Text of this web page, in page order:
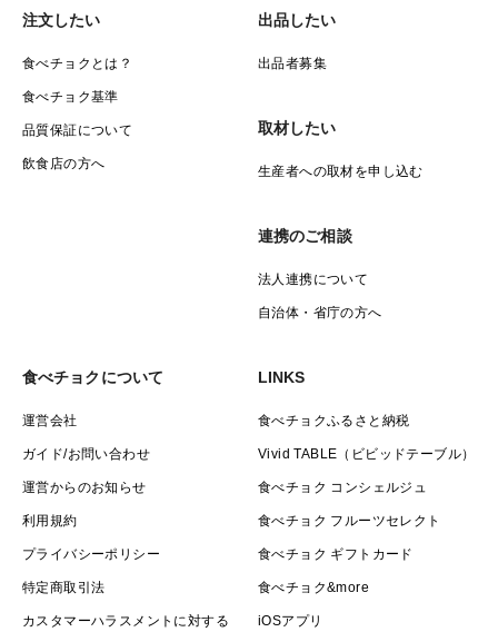
注文したい
食べチョクとは？
食べチョク基準
品質保証について
飲食店の方へ
出品したい
出品者募集
取材したい
生産者への取材を申し込む
連携のご相談
法人連携について
自治体・省庁の方へ
食べチョクについて
運営会社
ガイド/お問い合わせ
運営からのお知らせ
利用規約
プライバシーポリシー
特定商取引法
カスタマーハラスメントに対する
LINKS
食べチョクふるさと納税
Vivid TABLE（ビビッドテーブル）
食べチョク コンシェルジュ
食べチョク フルーツセレクト
食べチョク ギフトカード
食べチョク&more
iOSアプリ